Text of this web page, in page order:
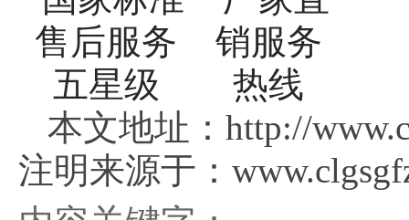
本文地址：http://
注明来源于：